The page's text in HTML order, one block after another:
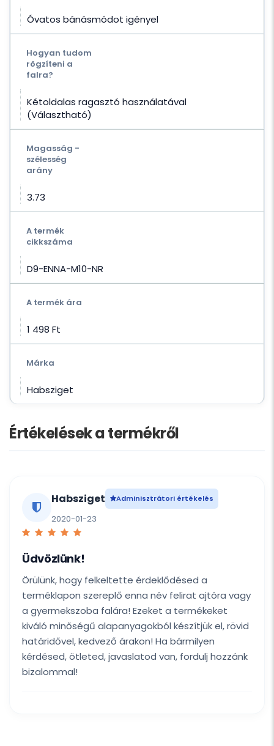
Óvatos bánásmódot igényel
Hogyan tudom
rögzíteni a
falra?
Kétoldalas ragasztó használatával
(Választható)
Magasság -
szélesség
arány
3.73
A termék
cikkszáma
D9-ENNA-M10-NR
A termék ára
1 498 Ft‎
Márka
Habsziget
Értékelések a termékről
Habsziget Adminisztrátori értékelés
2020-01-23
Üdvözlünk!
Örülünk, hogy felkeltette érdeklődésed a
terméklapon szereplő enna név felirat ajtóra vagy
a gyermekszoba falára! Ezeket a termékeket
kiváló minőségű alapanyagokból készítjük el, rövid
határidővel, kedvező árakon! Ha bármilyen
kérdésed, ötleted, javaslatod van, fordulj hozzánk
bizalommal!